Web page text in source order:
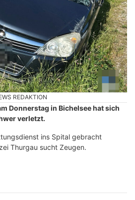
REDAKTION
Donnerstag in Bichelsee hat sich
verletzt.
ins Spital gebracht
Thurgau sucht Zeugen.